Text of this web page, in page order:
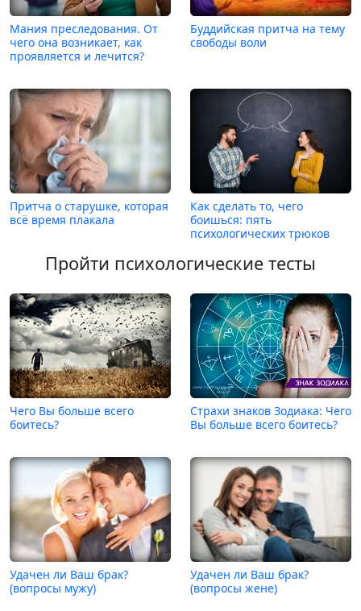
Мания преследования. От
чего она возникает, как
проявляется и лечится?
Буддийская притча на тему
свободы воли
Притча о старушке, которая
всё время плакала
Как сделать то, чего
боишься: пять
психологических трюков
Пройти психологические тесты
Чего Вы больше всего
боитесь?
Страхи знаков Зодиака: Чего
Вы больше всего боитесь?
Удачен ли Ваш брак?
(вопросы мужу)
Удачен ли Ваш брак?
(вопросы жене)